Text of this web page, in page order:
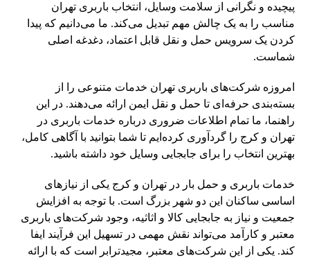
پیچیده و نگرانی از سلامت وسایل، انتخاب باربری تهران
مناسب را به یک چالش مهم تبدیل می‌کند. ما می‌دانیم که پیدا
کردن یک سرویس حمل و نقل قابل اعتماد، دغدغه اصلی
شماست.
امروزه شرکت‌های باربری تهران خدمات متنوعی را از
بسته‌بندی حرفه‌ای تا حمل و نقل ایمن ارائه می‌دهند. در این
راهنما، ما تمام اطلاعات ضروری درباره خدمات باربری در
تهران و کرج را گردآوری کرده‌ایم تا شما بتوانید با آگاهی کامل،
بهترین انتخاب را برای جابجایی وسایل خود داشته باشید.
خدمات باربری و حمل بار در تهران و کرج یکی از نیازهای
اساسی ساکنان این دو شهر بزرگ است. با توجه به افزایش
جمعیت و نیاز به جابجایی کالا و اثاثیه، وجود شرکت‌های باربری
معتبر و کارآمد می‌تواند نقش مهمی در تسهیل این فرآیند ایفا
کند. یکی از این شرکت‌های معتبر، مجیدترابر است که با ارائه